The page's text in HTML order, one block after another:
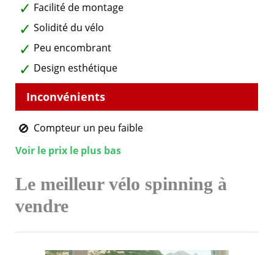
Facilité de montage
Solidité du vélo
Peu encombrant
Design esthétique
Compteur un peu faible
Voir le prix le plus bas
Le meilleur vélo spinning à
vendre